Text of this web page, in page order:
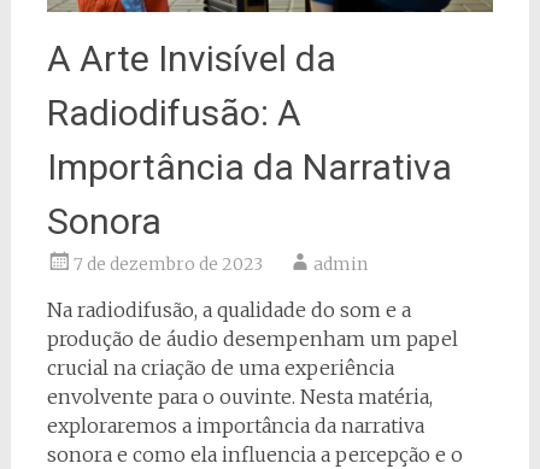
A Arte Invisível da
Radiodifusão: A
Importância da Narrativa
Sonora
7 de dezembro de 2023 admin
Na radiodifusão, a qualidade do som e a
produção de áudio desempenham um papel
crucial na criação de uma experiência
envolvente para o ouvinte. Nesta matéria,
exploraremos a importância da narrativa
sonora e como ela influencia a percepção e o